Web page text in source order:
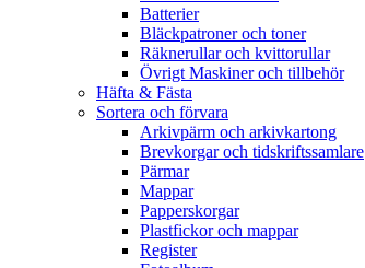
Batterier
Bläckpatroner och toner
Räknerullar och kvittorullar
Övrigt Maskiner och tillbehör
Häfta & Fästa
Sortera och förvara
Arkivpärm och arkivkartong
Brevkorgar och tidskriftssamlare
Pärmar
Mappar
Papperskorgar
Plastfickor och mappar
Register